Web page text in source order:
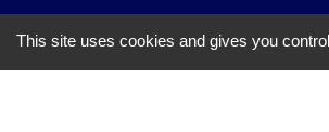
légales - Politique de
This site uses cookies and gives you